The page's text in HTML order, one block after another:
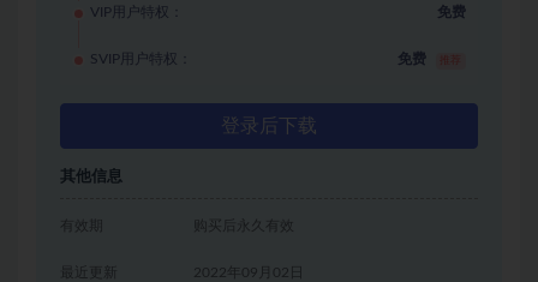
VIP用户特权： 免费
SVIP用户特权： 免费
登录后下载
其他信息
有效期 购买后永久有效
2022年09月02日